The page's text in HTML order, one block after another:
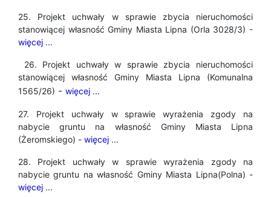
25. Projekt uchwały w sprawie zbycia nieruchomości
stanowiącej własność Gminy Miasta Lipna (Orla 3028/3) -
więcej ...
26. Projekt uchwały w sprawie zbycia nieruchomości
stanowiącej własność Gminy Miasta Lipna (Komunalna
1565/26) - więcej ...
27. Projekt uchwały w sprawie wyrażenia zgody na
nabycie gruntu na własność Gminy Miasta Lipna
(Żeromskiego) - więcej ...
28. Projekt uchwały w sprawie wyrażenia zgody na
nabycie gruntu na własność Gminy Miasta Lipna(Polna) -
więcej ...